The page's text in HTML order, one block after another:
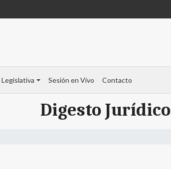
Sesión en Vivo Contacto
Digesto Jurídico